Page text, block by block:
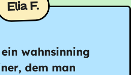
Elia F.
wahnsinning
dem man